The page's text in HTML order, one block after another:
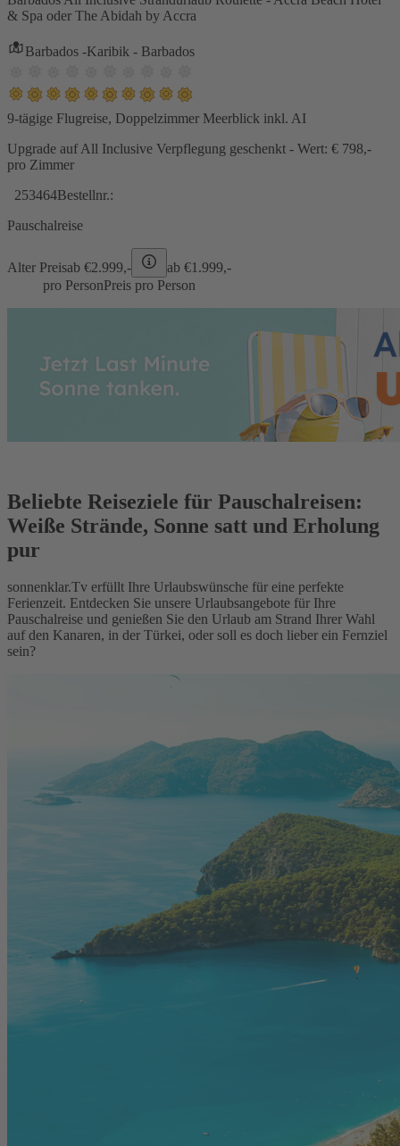
& Spa oder The Abidah by Accra
Barbados -Karibik - Barbados
9-tägige Flugreise, Doppelzimmer Meerblick inkl. AI
Upgrade auf All Inclusive Verpflegung geschenkt - Wert: € 798,-
pro Zimmer
253464Bestellnr.:
Pauschalreise
Alter Preisab €2.999,- ab €1.999,-
pro PersonPreis pro Person
Beliebte Reiseziele für Pauschalreisen:
Weiße Strände, Sonne satt und Erholung
pur
sonnenklar.Tv erfüllt Ihre Urlaubswünsche für eine perfekte
Ferienzeit. Entdecken Sie unsere Urlaubsangebote für Ihre
Pauschalreise und genießen Sie den Urlaub am Strand Ihrer Wahl
auf den Kanaren, in der Türkei, oder soll es doch lieber ein Fernziel
sein?